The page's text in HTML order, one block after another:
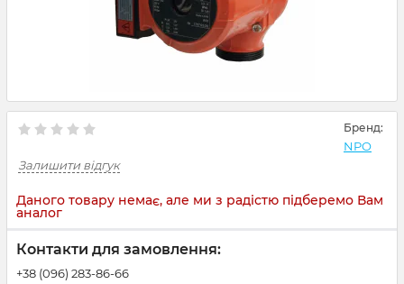
Бренд:
NPO
Залишити відгук
Даного товару немає, але ми з радістю підберемо Вам
аналог
Контакти для замовлення:
+38 (096) 283-86-66